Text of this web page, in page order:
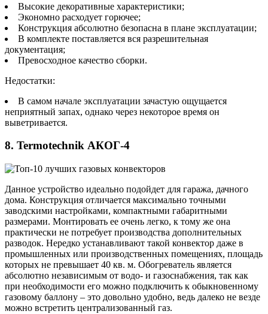
Высокие декоративные характеристики;
Экономно расходует горючее;
Конструкция абсолютно безопасна в плане эксплуатации;
В комплекте поставляется вся разрешительная
документация;
Превосходное качество сборки.
Недостатки:
В самом начале эксплуатации зачастую ощущается
неприятный запах, однако через некоторое время он
выветривается.
8. Termotechnik АКОГ-4
Данное устройство идеально подойдет для гаража, дачного
дома. Конструкция отличается максимально точными
заводскими настройками, компактными габаритными
размерами. Монтировать ее очень легко, к тому же она
практически не потребует производства дополнительных
разводок. Нередко устанавливают такой конвектор даже в
промышленных или производственных помещениях, площадь
которых не превышает 40 кв. м. Обогреватель является
абсолютно независимым от водо- и газоснабжения, так как
при необходимости его можно подключить к обыкновенному
газовому баллону – это довольно удобно, ведь далеко не везде
можно встретить централизованный газ.